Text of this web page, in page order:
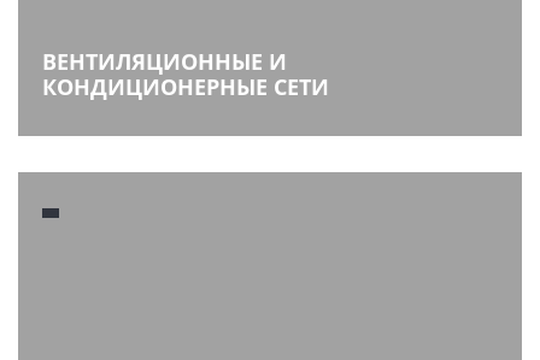
ВЕНТИЛЯЦИОННЫЕ И
КОНДИЦИОНЕРНЫЕ СЕТИ